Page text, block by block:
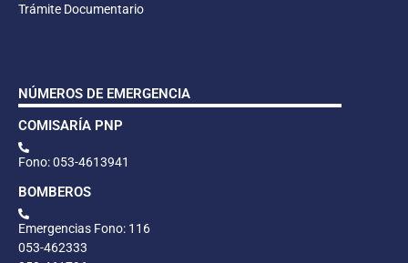
Trámite Documentario
NÚMEROS DE EMERGENCIA
COMISARÍA PNP
Fono: 053-4613941
BOMBEROS
Emergencias Fono: 116
053-462333